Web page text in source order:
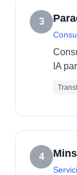
3
IA
4